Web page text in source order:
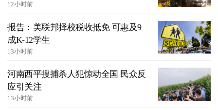
12小时前
报告：美联邦择校税收抵免 可惠及9
成K-12学生
13小时前
河南西平搜捕杀人犯惊动全国 民众反
应引关注
13小时前